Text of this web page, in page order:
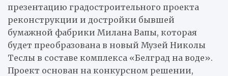
презентацию градостроительного проекта
реконструкции и достройки бывшей
бумажной фабрики Милана Вапы, которая
будет преобразована в новый Музей Николы
Теслы в составе комплекса «Белград на воде».
Проект основан на конкурсном решении,